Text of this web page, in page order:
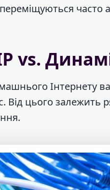
переміщуються
vs.
Інтернету
цього залежить